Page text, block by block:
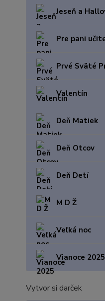
Jeseň a
Pre pani
Prvé Sväté
Valentín
Deň Matiek
Deň Otcov
Deň Detí
M D Ž
Veľká noc
Vianoce 2025
Vytvor si darček